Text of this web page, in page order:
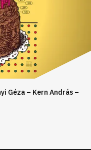
Géza – Kern András –